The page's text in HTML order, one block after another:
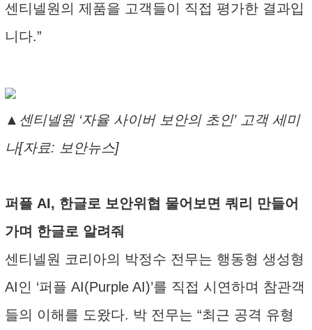
센티넬원의 제품을 고객들이 직접 평가한 결과입
니다.”
▲센티넬원 ‘자율 사이버 보안의 초인’ 고객 세미
나[자료: 보안뉴스]
퍼플 AI, 한글로 보안위협 물어보면 쿼리 만들어
가며 한글로 알려줘
센티넬원 코리아의 박정수 전무는 행동형 생성형
AI인 ‘퍼플 AI(Purple AI)’를 직접 시연하며 참관객
들의 이해를 도왔다. 박 전무는 “최근 공격 유형